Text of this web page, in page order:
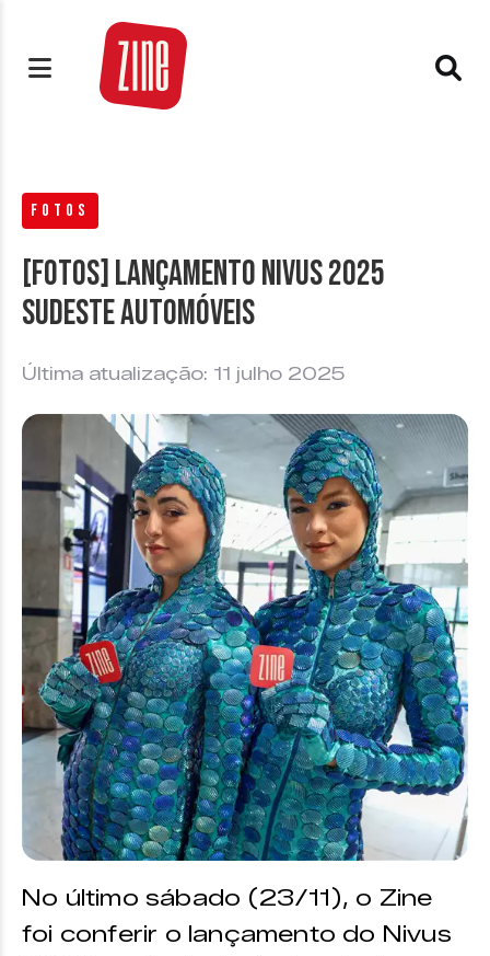
FOTOS
[FOTOS] Lançamento Nivus 2025
Sudeste Automóveis
Última atualização: 11 julho 2025
No último sábado (23/11), o Zine
foi conferir o lançamento do Nivus